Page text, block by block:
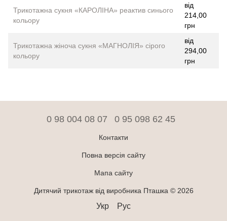
Трикотажна сукня «КАРОЛІНА» реактив синього
кольору
від
214,00
грн
Трикотажна жіноча сукня «МАГНОЛІЯ» сірого
кольору
від
294,00
грн
0 98 004 08 07 0 95 098 62 45
Контакти
Повна версія сайту
Мапа сайту
Дитячий трикотаж від виробника Пташка © 2026
Укр Рус